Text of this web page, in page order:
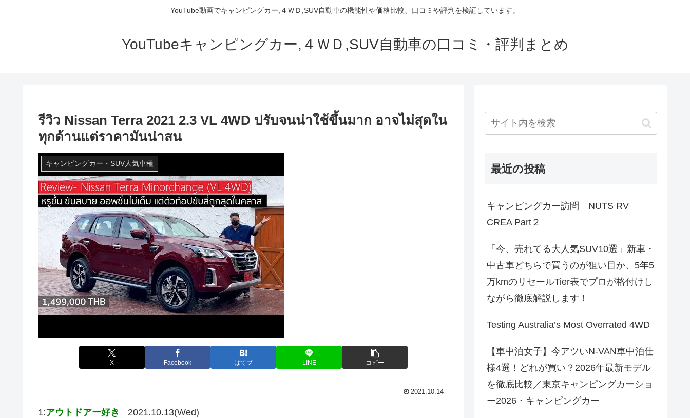
YouTube動画でキャンピングカー,４ＷＤ,SUV自動車の機能性や価格比較、口コミや評判を検証しています。
YouTubeキャンピングカー,４ＷＤ,SUV自動車の口コミ・評判まとめ
รีวิว Nissan Terra 2021 2.3 VL 4WD ปรับจนน่าใช้ขึ้นมาก อาจไม่สุดใน
ทุกด้านแต่ราคามันน่าสน
キャンピングカー・SUV人気車種
X Facebook はてブ LINE コピー
2021.10.14
1:アウトドアー好き 2021.10.13(Wed)
最近の投稿
キャンピングカー訪問 NUTS RV
CREA Part２
「今、売れてる大人気SUV10選」新車・
中古車どちらで買うのが狙い目か、5年5
万kmのリセールTier表でプロが格付けし
ながら徹底解説します！
Testing Australia’s Most Overrated 4WD
【車中泊女子】今アツいN-VAN車中泊仕
様4選！どれが買い？2026年最新モデル
を徹底比較／東京キャンピングカーショ
ー2026・キャンピングカー